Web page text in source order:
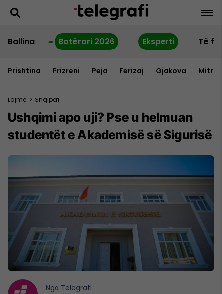
Ballina Botërori 2026 Eksperti Të
Prishtina Prizreni Peja Ferizaj Gjakova
Lajme > Shqipëri
Ushqimi apo uji? Pse u helmuan
studentët e Akademisë së Sigurisë
Nga Telegrafi